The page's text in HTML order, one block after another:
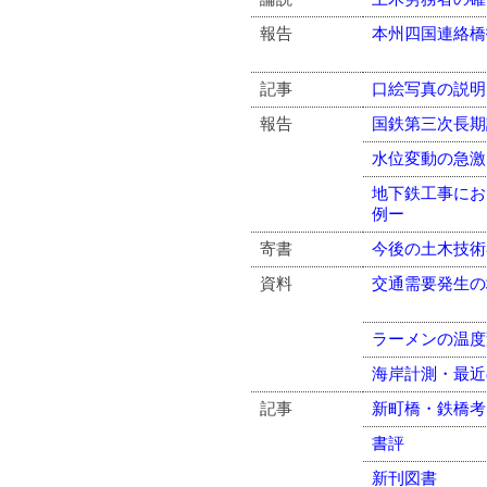
報告
本州四国連絡
記事
口絵写真の説明
報告
国鉄第三次長
水位変動の急
地下鉄工事に
例ー
寄書
今後の土木技
資料
交通需要発生
ラーメンの温
海岸計測・最
記事
新町橋・鉄橋考
書評
新刊図書